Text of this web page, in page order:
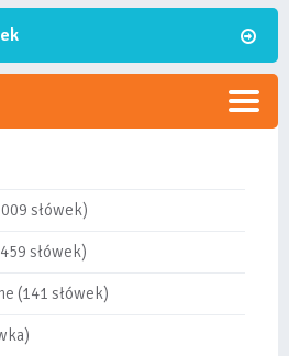
słówek)
słówek)
(141 słówek)